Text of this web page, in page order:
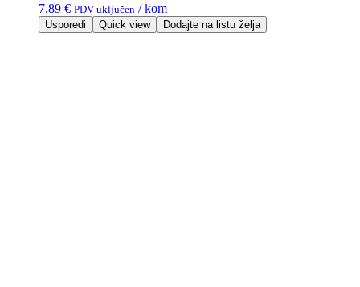
7,89 € PDV uključen / kom
Usporedi Quick view Dodajte na listu želja